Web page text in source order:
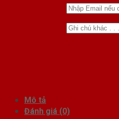
Mô tả
Đánh giá (0)